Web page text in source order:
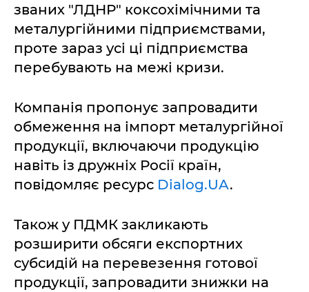
званих "ЛДНР" коксохімічними та
металургійними підприємствами,
проте зараз усі ці підприємства
перебувають на межі кризи.
Компанія пропонує запровадити
обмеження на імпорт металургійної
продукції, включаючи продукцію
навіть із дружніх Росії країн,
повідомляє ресурс Dialog.UA.
Також у ПДМК закликають
розширити обсяги експортних
субсидій на перевезення готової
продукції, запровадити знижки на